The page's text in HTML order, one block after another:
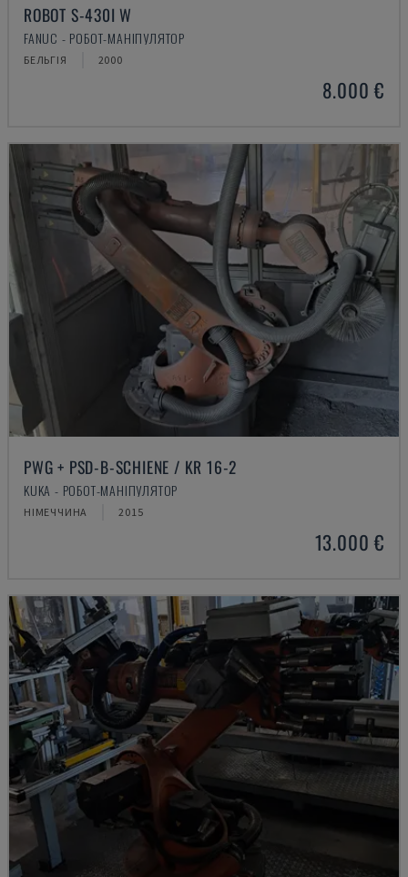
ROBOT S-430I W
FANUC - РОБОТ-МАНІПУЛЯТОР
БЕЛЬГІЯ 2000
8.000 €
PWG + PSD-B-SCHIENE / KR 16-2
KUKA - РОБОТ-МАНІПУЛЯТОР
НІМЕЧЧИНА 2015
13.000 €